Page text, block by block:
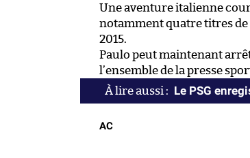
Une aventure italienne
notamment quatre titres de
2015.
Paulo peut maintenant
l’ensemble de la presse
Le PSG
AC